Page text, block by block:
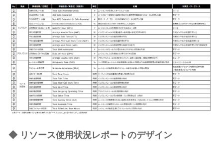
◆ リソース使用状況レポートのデザイン